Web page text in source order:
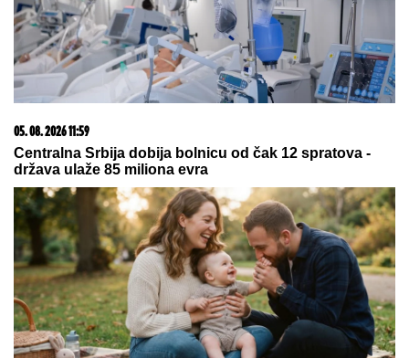
руских цивила
05. 08. 2026 19:33
Градоначелник Зубиног Потока са замеником шефа
09. 07. 2026 09:20